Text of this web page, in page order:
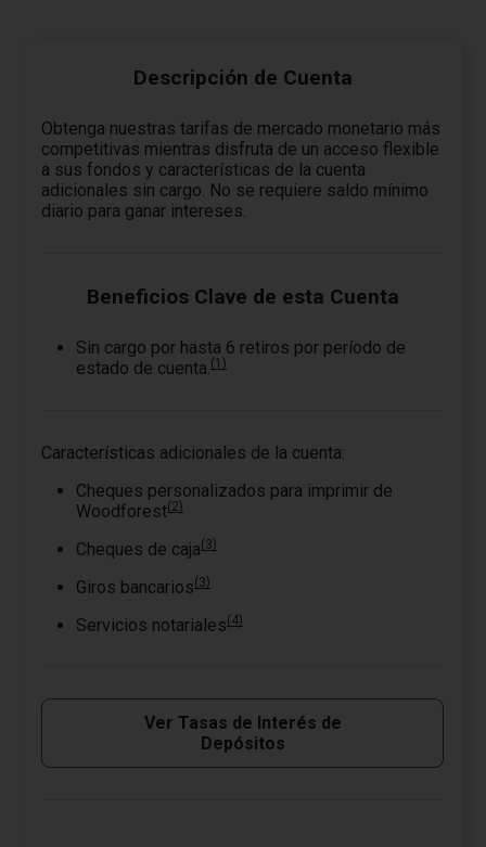
Descripción de Cuenta
Obtenga nuestras tarifas de mercado monetario más
competitivas mientras disfruta de un acceso flexible
a sus fondos y características de la cuenta
adicionales sin cargo. No se requiere saldo mínimo
diario para ganar intereses.
Beneficios Clave de esta Cuenta
Sin cargo por hasta 6 retiros por período de
estado de cuenta.(1)
Características adicionales de la cuenta:
Cheques personalizados para imprimir de
Woodforest(2)
Cheques de caja(3)
Giros bancarios(3)
Servicios notariales(4)
Ver Tasas de Interés de
Depósitos